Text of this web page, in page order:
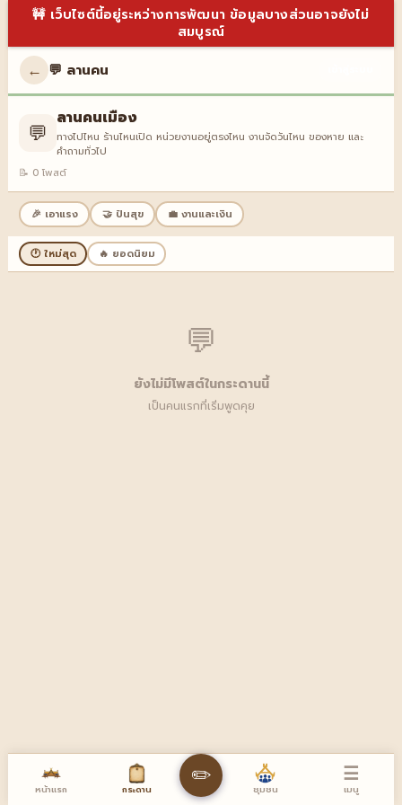
🚧 เว็บไซต์นี้อยู่ระหว่างการพัฒนา ข้อมูลบางส่วนอาจยังไม่
สมบูรณ์
← 💬 ลานคน
💬
ลานคนเมือง
ทางไปไหน ร้านไหนเปิด หน่วยงานอยู่ตรงไหน งานจัดวันไหน ของหาย และ
คำถามทั่วไป
📝 0 โพสต์
🎉 เอาแรง 🤝 ปันสุข 💼 งานและเงิน
🕐 ใหม่สุด 🔥 ยอดนิยม
💬
ยังไม่มีโพสต์ในกระดานนี้
เป็นคนแรกที่เริ่มพูดคุย
หน้าแรก กระดาน ✏️ ชุมชน
☰
เมนู